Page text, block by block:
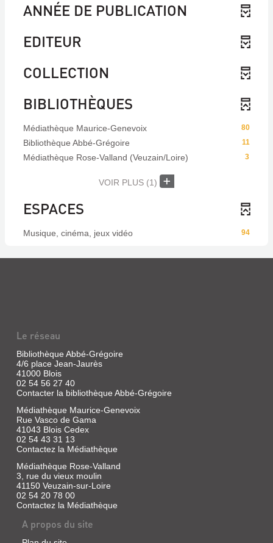
ANNÉE DE PUBLICATION
EDITEUR
COLLECTION
BIBLIOTHÈQUES
80
Médiathèque Maurice-Genevoix
11
Bibliothèque Abbé-Grégoire
3
Médiathèque Rose-Valland (Veuzain/Loire)
VOIR PLUS (1)
ESPACES
94
Musique, cinéma, jeux vidéo
Le réseau
Bibliothèque Abbé-Grégoire
4/6 place Jean-Jaurès
41000 Blois
02 54 56 27 40
Contacter la bibliothèque Abbé-Grégoire
Médiathèque Maurice-Genevoix
Rue Vasco de Gama
41043 Blois Cedex
02 54 43 31 13
Contactez la Médiathèque
Médiathèque Rose-Valland
3, rue du vieux moulin
41150 Veuzain-sur-Loire
02 54 20 78 00
Contactez la Médiathèque
A propos du site